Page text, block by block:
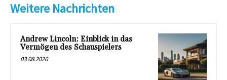
Weitere Nachrichten
Andrew Lincoln: Einblick in das
Vermögen des Schauspielers
03.08.2026